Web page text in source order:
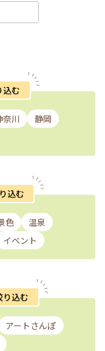
込む
奈川
静岡
込む
色
温泉
イベント
り込む
アートさんぽ